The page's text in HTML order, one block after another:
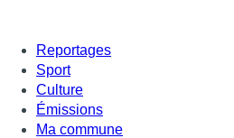
Reportages
Sport
Culture
Émissions
Ma commune